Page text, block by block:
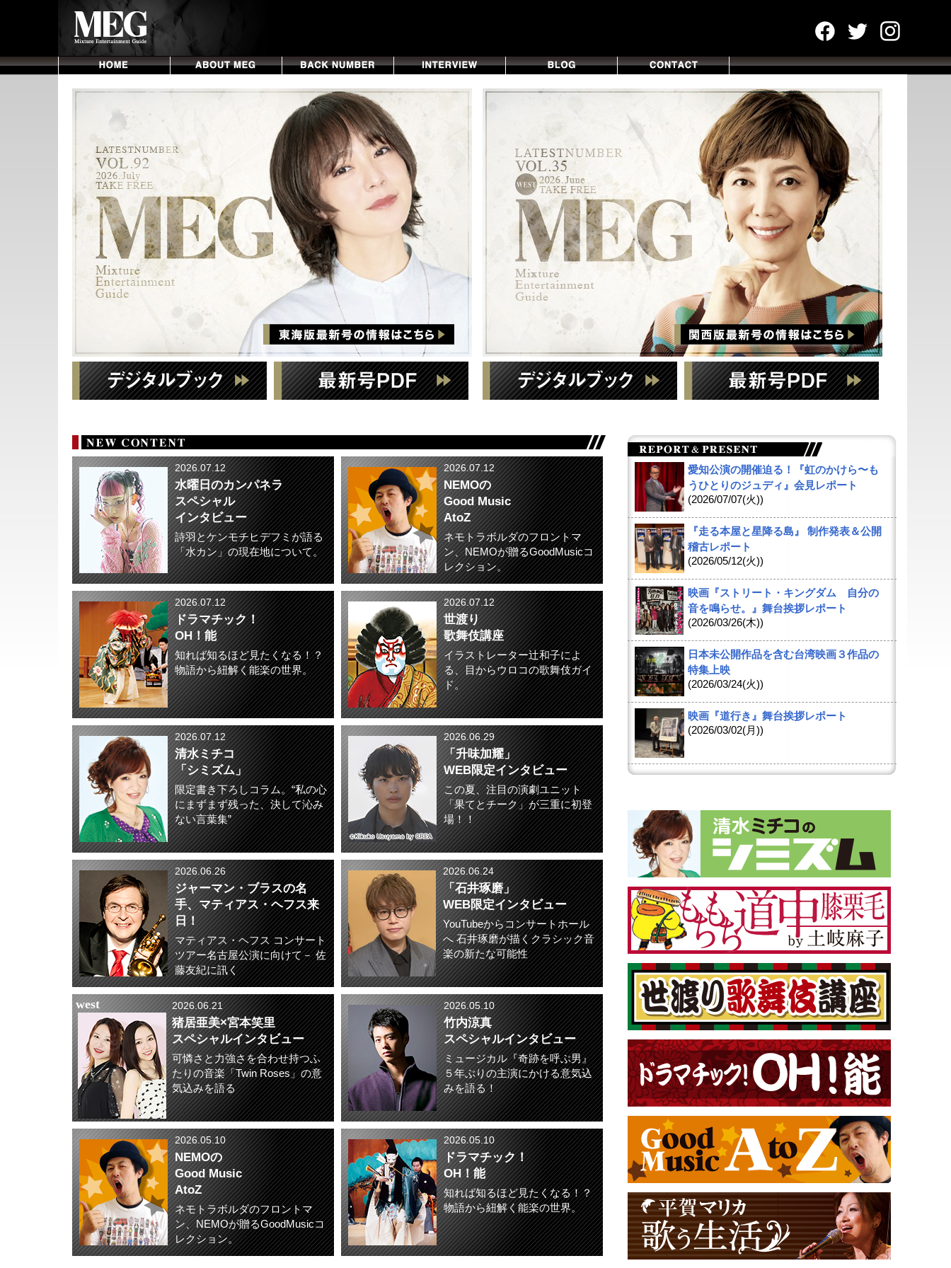
2026.07.12
水曜日のカンパネラ
スペシャル
インタビュー
詩羽とケンモチヒデフミが語る
「水カン」の現在地について。
2026.07.12
NEMOの
Good Music
AtoZ
ネモトラボルダのフロントマ
ン、NEMOが贈るGoodMusicコ
レクション。
2026.07.12
ドラマチック！
OH！能
知れば知るほど見たくなる！？
物語から紐解く能楽の世界。
2026.07.12
世渡り
歌舞伎講座
イラストレーター辻和子によ
る、目からウロコの歌舞伎ガイ
ド。
2026.07.12
清水ミチコ
「シミズム」
限定書き下ろしコラム。“私の心
にまずまず残った、決して沁み
ない言葉集”
2026.06.29
「升味加耀」
WEB限定インタビュー
この夏、注目の演劇ユニット
「果てとチーク」が三重に初登
場！！
2026.06.26
ジャーマン・ブラスの名
手、マティアス・ヘフス来
日！
マティアス・ヘフス コンサート
ツアー名古屋公演に向けて－ 佐
藤友紀に訊く
2026.06.24
「石井琢磨」
WEB限定インタビュー
YouTubeからコンサートホール
へ 石井琢磨が描くクラシック音
楽の新たな可能性
west 2026.06.21
猪居亜美×宮本笑里
スペシャルインタビュー
可憐さと力強さを合わせ持つふ
たりの音楽「Twin Roses」の意
気込みを語る
2026.05.10
竹内涼真
スペシャルインタビュー
ミュージカル『奇跡を呼ぶ男』
５年ぶりの主演にかける意気込
みを語る！
2026.05.10
NEMOの
Good Music
AtoZ
ネモトラボルダのフロントマ
ン、NEMOが贈るGoodMusicコ
レクション。
2026.05.10
ドラマチック！
OH！能
知れば知るほど見たくなる！？
物語から紐解く能楽の世界。
愛知公演の開催迫る！『虹のかけら〜も
うひとりのジュディ』会見レポート
(2026/07/07(火))
『走る本屋と星降る島』 制作発表＆公開
稽古レポート
(2026/05/12(火))
映画『ストリート・キングダム 自分の
音を鳴らせ。』舞台挨拶レポート
(2026/03/26(木))
日本未公開作品を含む台湾映画３作品の
特集上映
(2026/03/24(火))
映画『道行き』舞台挨拶レポート
(2026/03/02(月))